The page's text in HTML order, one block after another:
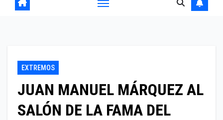
EXTREMOS
JUAN MANUEL MÁRQUEZ AL
SALÓN DE LA FAMA DEL